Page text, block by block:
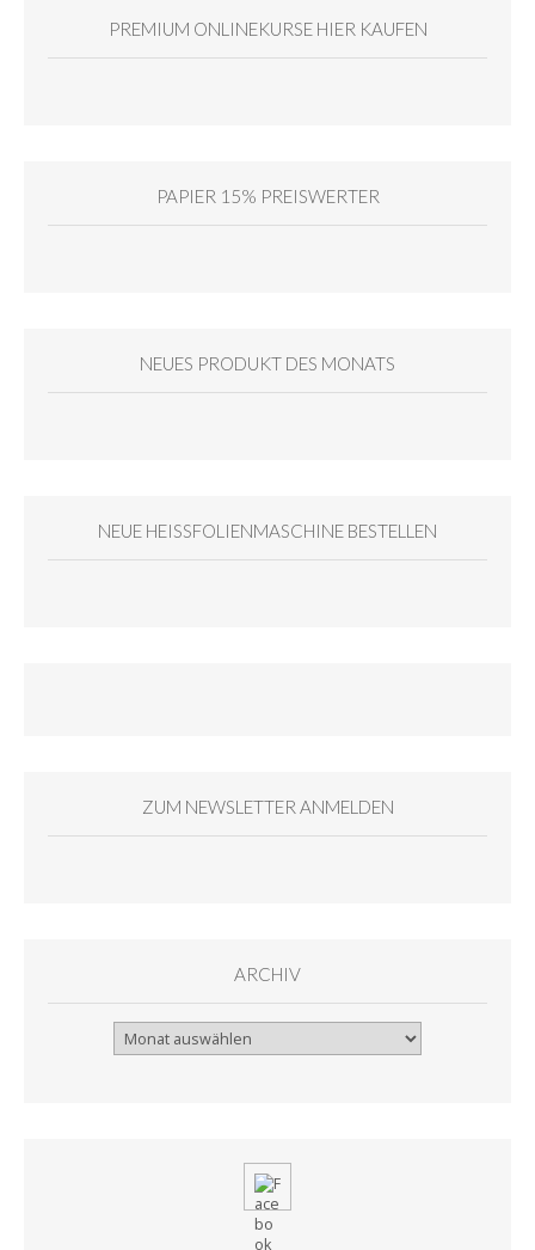
PREMIUM ONLINEKURSE HIER KAUFEN
PAPIER 15% PREISWERTER
NEUES PRODUKT DES MONATS
NEUE HEISSFOLIENMASCHINE BESTELLEN
ZUM NEWSLETTER ANMELDEN
ARCHIV
Archiv